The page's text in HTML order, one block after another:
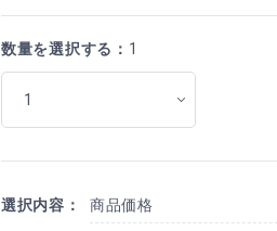
数量を選択する： 1
選択内容： 商品価格